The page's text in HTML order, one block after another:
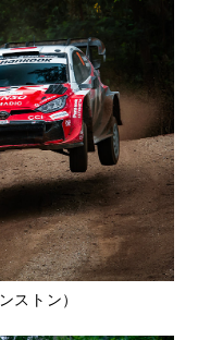
ストン）